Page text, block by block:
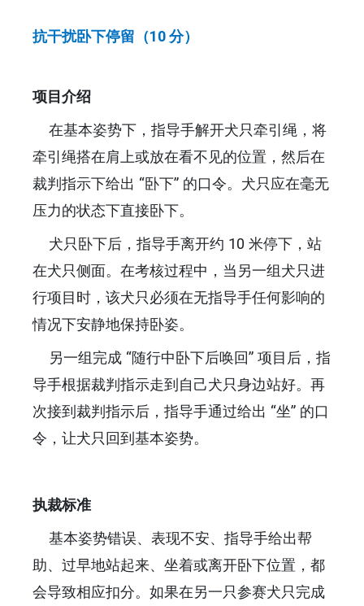
抗干扰卧下停留（10 分）
项目介绍
在基本姿势下，指导手解开犬只牵引绳，将
牵引绳搭在肩上或放在看不见的位置，然后在
裁判指示下给出 “卧下” 的口令。犬只应在毫无
压力的状态下直接卧下。
犬只卧下后，指导手离开约 10 米停下，站
在犬只侧面。在考核过程中，当另一组犬只进
行项目时，该犬只必须在无指导手任何影响的
情况下安静地保持卧姿。
另一组完成 “随行中卧下后唤回” 项目后，指
导手根据裁判指示走到自己犬只身边站好。再
次接到裁判指示后，指导手通过给出 “坐” 的口
令，让犬只回到基本姿势。
执裁标准
基本姿势错误、表现不安、指导手给出帮
助、过早地站起来、坐着或离开卧下位置，都
会导致相应扣分。如果在另一只参赛犬只完成